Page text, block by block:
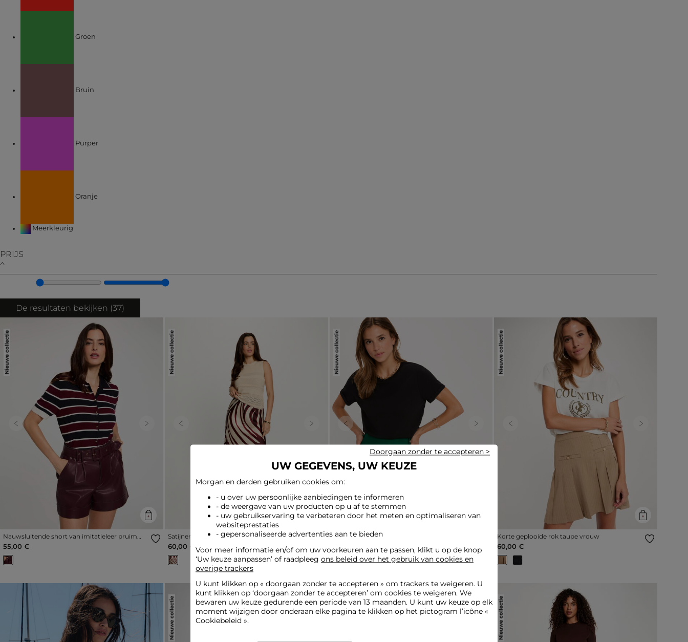
Groen
Bruin
Purper
Oranje
Meerkleurig
PRIJS
De resultaten bekijken (37)
Nieuwe collectie
Previous Next
Nauwsluitende short van imitatieleer pruim
vrouw
55,00 €
Nieuwe collectie
Previous Next
Satijnen korte rok meerkleurig vrouw
60,00 €
Nieuwe collectie
Previous Next
Korte geplooide rok groen vrouw
55,00 €
Nieuwe collectie
Previous Next
Korte geplooide rok taupe vrouw
60,00 €
Nieuwe collectie Nieuwe collectie Nieuwe collectie
UW GEGEVENS, UW KEUZE
Morgan en derden gebruiken cookies om:
- u over uw persoonlijke aanbiedingen te informeren
- de weergave van uw producten op u af te stemmen
- uw gebruikservaring te verbeteren door het meten en optimaliseren van
websiteprestaties
- gepersonaliseerde advertenties aan te bieden
Voor meer informatie en/of om uw voorkeuren aan te passen, klikt u op de knop
‘Uw keuze aanpassen’ of raadpleeg ons beleid over het gebruik van cookies en
overige trackers
U kunt klikken op « doorgaan zonder te accepteren » om trackers te weigeren. U
kunt klikken op ‘doorgaan zonder te accepteren’ om cookies te weigeren. We
bewaren uw keuze gedurende een periode van 13 maanden. U kunt uw keuze op elk
moment wijzigen door onderaan elke pagina te klikken op het pictogram l’icône «
Cookiebeleid ».
Doorgaan zonder te accepteren >